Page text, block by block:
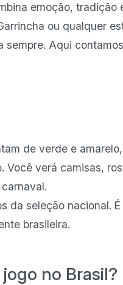
emoção, tradição
ou qualquer
sempre. Aqui
de verde e
Você verá camisas,
da seleção nacional.
brasileira.
no Brasil?